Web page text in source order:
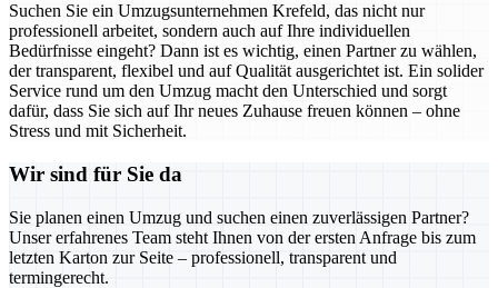
Suchen Sie ein Umzugsunternehmen Krefeld, das nicht nur
professionell arbeitet, sondern auch auf Ihre individuellen
Bedürfnisse eingeht? Dann ist es wichtig, einen Partner zu wählen,
der transparent, flexibel und auf Qualität ausgerichtet ist. Ein solider
Service rund um den Umzug macht den Unterschied und sorgt
dafür, dass Sie sich auf Ihr neues Zuhause freuen können – ohne
Stress und mit Sicherheit.
Wir sind für Sie da
Sie planen einen Umzug und suchen einen zuverlässigen Partner?
Unser erfahrenes Team steht Ihnen von der ersten Anfrage bis zum
letzten Karton zur Seite – professionell, transparent und
termingerecht.